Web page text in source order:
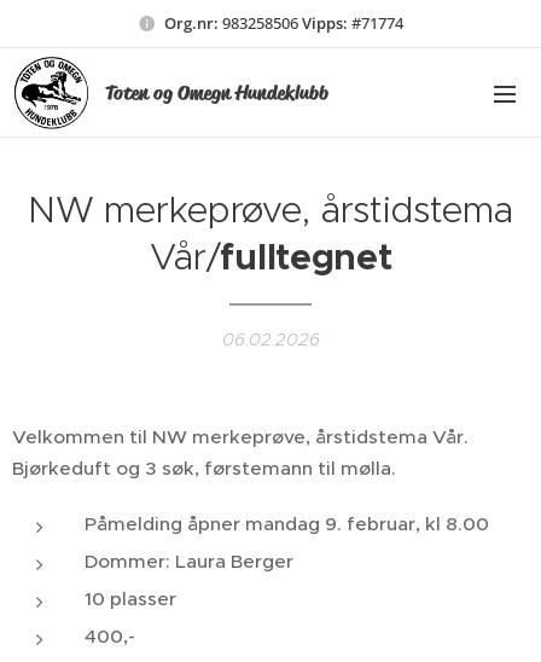
Org.nr: 983258506Vipps: #71774
Toten og Omegn Hundeklubb
NW merkeprøve, årstidstema
Vår/fulltegnet
06.02.2026
Velkommen til NW merkeprøve, årstidstema Vår.
Bjørkeduft og 3 søk, førstemann til mølla.
Påmelding åpner mandag 9. februar, kl 8.00
Dommer: Laura Berger
10 plasser
400,-